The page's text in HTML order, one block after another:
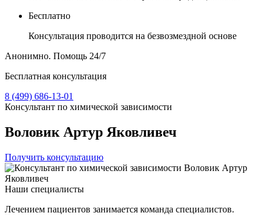
Бесплатно
Консультация проводится на безвозмездной основе
Анонимно. Помощь 24/7
Бесплатная консультация
8 (499) 686-13-01
Консультант по химической зависимости
Воловик Артур Яковливеч
Получить консультацию
Наши специалисты
Лечением пациентов занимается команда специалистов.